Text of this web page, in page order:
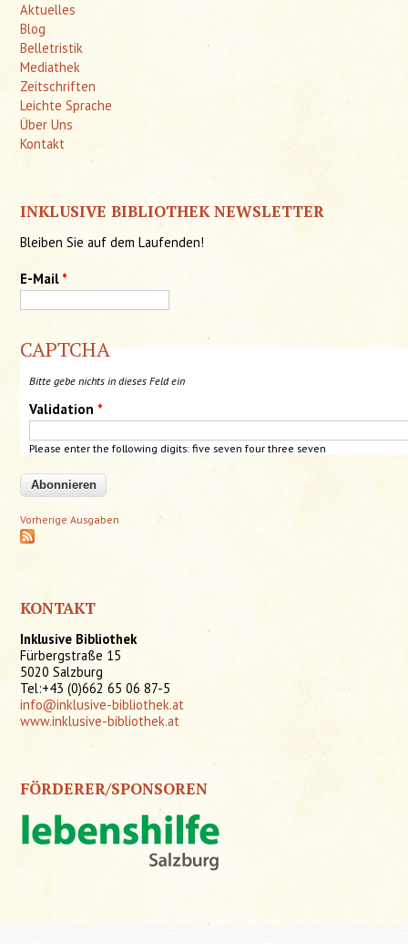
Aktuelles
Blog
Belletristik
Mediathek
Zeitschriften
Leichte Sprache
Über Uns
Kontakt
INKLUSIVE BIBLIOTHEK NEWSLETTER
Bleiben Sie auf dem Laufenden!
E-Mail *
CAPTCHA
Bitte gebe nichts in dieses Feld ein
Validation *
Please enter the following digits: five seven four three seven
Vorherige Ausgaben
KONTAKT
Inklusive Bibliothek
Fürbergstraße 15
5020 Salzburg
Tel:+43 (0)662 65 06 87-5
info@inklusive-bibliothek.at
www.inklusive-bibliothek.at
FÖRDERER/SPONSOREN